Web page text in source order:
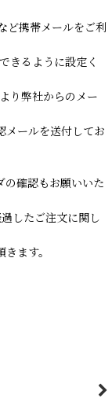
携帯メールをご利
きるように設定く
り弊社からのメー
メールを送付してお
の確認もお願いいた
したご注文に関し
ます。